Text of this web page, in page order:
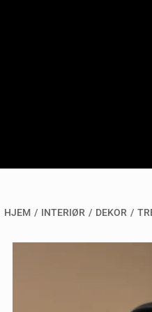
HJEM / INTERIØR / DEKOR /